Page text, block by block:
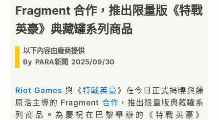
Fragment 合作，推出限量版《特戰
英豪》典藏罐系列商品
以下內容由廠商提供
By PARA新聞 2025/09/30
Riot Games 與《特戰英豪》在今日正式揭曉與藤
原浩主導的 Fragment 合作 ，推出限量版典藏罐系
列商品 。為慶祝在巴黎舉辦的《特戰英豪》